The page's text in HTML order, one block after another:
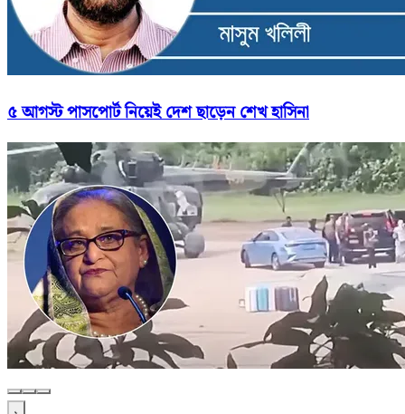
৫ আগস্ট পাসপোর্ট নিয়েই দেশ ছাড়েন শেখ হাসিনা